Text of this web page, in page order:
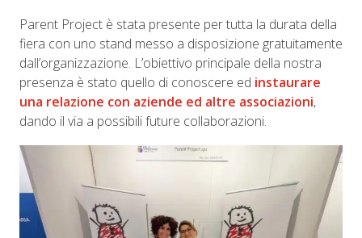
Parent Project è stata presente per tutta la durata della
fiera con uno stand messo a disposizione gratuitamente
dall’organizzazione. L’obiettivo principale della nostra
presenza è stato quello di conoscere ed instaurare
una relazione con aziende ed altre associazioni,
dando il via a possibili future collaborazioni.